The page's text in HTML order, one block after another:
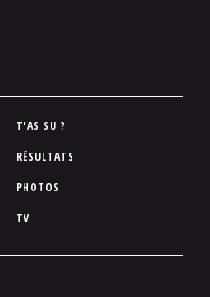
T'AS SU ?
RÉSULTATS
PHOTOS
TV